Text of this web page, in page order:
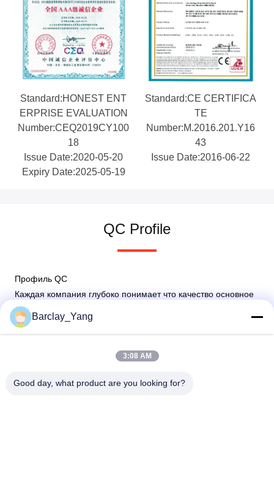
Standard:HONEST ENT
ERPRISE EVALUATION
Number:CEQ2019CY100
18
Issue Date:2020-05-20
Expiry Date:2025-05-19
Standard:CE CERTIFICA
TE
Number:M.2016.201.Y16
43
Issue Date:2016-06-22
QC Profile
Профиль QC
Каждая компания глубоко понимает что качество основное
стрелковое оружие для предприятия, который нужно
выиграть. Качество один из фактора который помог делу
Barclay_Yang
3:08 AM
Good day, what product are you looking for?